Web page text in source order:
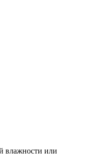
влажности или